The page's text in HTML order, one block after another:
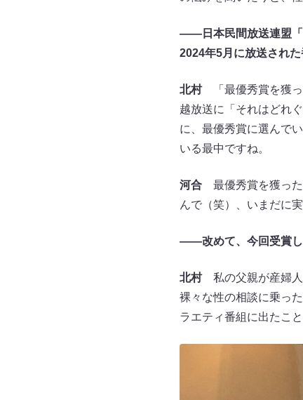
――日本民間放送連盟「
2024年5月に放送された
北村「最優秀賞を獲っ
越放送に「それはどれ
に、最優秀賞に選んで
いる最中ですね。
河合最優秀賞を獲った
んで（笑）、いまだに
――改めて、今回受賞し
北村私の父親が産婦人
裸々な性の相談に乗っ
ラエティ番組に出たこ